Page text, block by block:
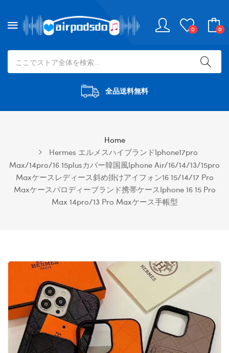
0 0
全品送料無料
Home
Hermes エルメスハイブランドiphone17pro
Max/14pro/16 15plusカバー韓国風iphone Air/16/14/13/15pro
Maxケースレディース斜め掛けアイフォン16 15/14/17 Pro
Maxケースパロディーブランド携帯ケースiphone 16 15 Pro
Max 14pro/13 Pro Maxケース手帳型